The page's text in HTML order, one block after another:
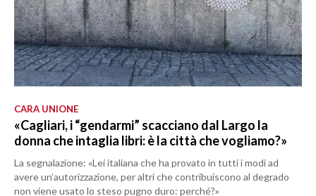
CARA UNIONE
«Cagliari, i “gendarmi” scacciano dal Largo la
donna che intaglia libri: è la città che vogliamo?»
La segnalazione: «Lei italiana che ha provato in tutti i modi ad
avere un’autorizzazione, per altri che contribuiscono al degrado
non viene usato lo steso pugno duro: perché?»